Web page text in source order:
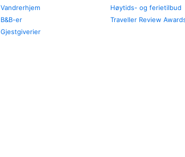
Vandrerhjem
B&B-er
Gjestgiverier
Høytids- og ferietilbud
Traveller Review